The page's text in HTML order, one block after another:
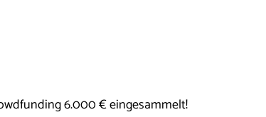
6.000 € eingesammelt!